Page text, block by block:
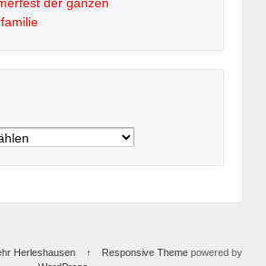
der ganzen
Herleshausen ↑ Responsive Themepowered by